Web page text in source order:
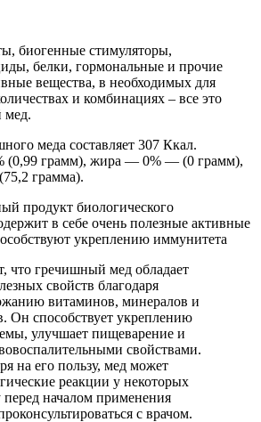
биогенные стимуляторы,
белки, гормональные и прочие
вещества, в необходимых для
и комбинациях – все это
мед.
меда составляет 307 Ккал.
(0,99 грамм), жира — 0% — (0 грамм),
грамма).
что гречишный мед обладает
свойств благодаря
витаминов, минералов и
Он способствует укреплению
улучшает пищеварение и
свойствами.
на его пользу, мед может
реакции у некоторых
началом применения
с врачом.